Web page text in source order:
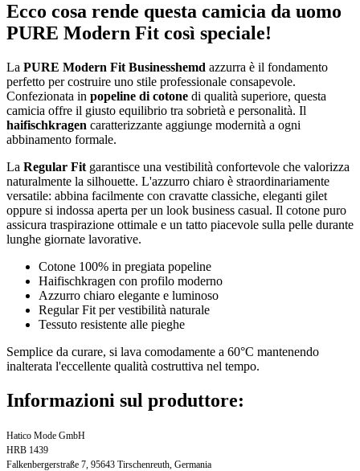
Ecco cosa rende questa camicia da uomo
PURE Modern Fit così speciale!
La PURE Modern Fit Businesshemd azzurra è il fondamento
perfetto per costruire uno stile professionale consapevole.
Confezionata in popeline di cotone di qualità superiore, questa
camicia offre il giusto equilibrio tra sobrietà e personalità. Il
haifischkragen caratterizzante aggiunge modernità a ogni
abbinamento formale.
La Regular Fit garantisce una vestibilità confortevole che valorizza
naturalmente la silhouette. L'azzurro chiaro è straordinariamente
versatile: abbina facilmente con cravatte classiche, eleganti gilet
oppure si indossa aperta per un look business casual. Il cotone puro
assicura traspirazione ottimale e un tatto piacevole sulla pelle durante
lunghe giornate lavorative.
Cotone 100% in pregiata popeline
Haifischkragen con profilo moderno
Azzurro chiaro elegante e luminoso
Regular Fit per vestibilità naturale
Tessuto resistente alle pieghe
Semplice da curare, si lava comodamente a 60°C mantenendo
inalterata l'eccellente qualità costruttiva nel tempo.
Informazioni sul produttore:
Hatico Mode GmbH
HRB 1439
Falkenbergerstraße 7, 95643 Tirschenreuth, Germania